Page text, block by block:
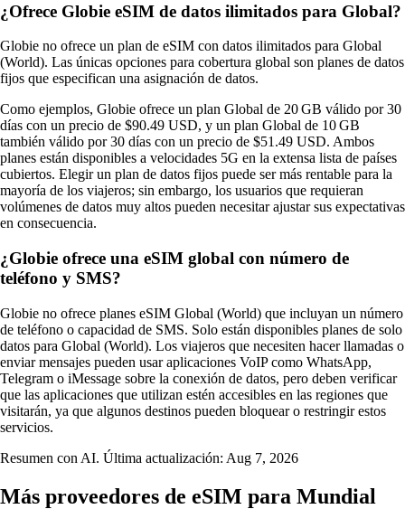
¿Ofrece Globie eSIM de datos ilimitados para Global?
Globie no ofrece un plan de eSIM con datos ilimitados para Global
(World). Las únicas opciones para cobertura global son planes de datos
fijos que especifican una asignación de datos.
Como ejemplos, Globie ofrece un plan Global de 20 GB válido por 30
días con un precio de $90.49 USD, y un plan Global de 10 GB
también válido por 30 días con un precio de $51.49 USD. Ambos
planes están disponibles a velocidades 5G en la extensa lista de países
cubiertos. Elegir un plan de datos fijos puede ser más rentable para la
mayoría de los viajeros; sin embargo, los usuarios que requieran
volúmenes de datos muy altos pueden necesitar ajustar sus expectativas
en consecuencia.
¿Globie ofrece una eSIM global con número de
teléfono y SMS?
Globie no ofrece planes eSIM Global (World) que incluyan un número
de teléfono o capacidad de SMS. Solo están disponibles planes de solo
datos para Global (World). Los viajeros que necesiten hacer llamadas o
enviar mensajes pueden usar aplicaciones VoIP como WhatsApp,
Telegram o iMessage sobre la conexión de datos, pero deben verificar
que las aplicaciones que utilizan estén accesibles en las regiones que
visitarán, ya que algunos destinos pueden bloquear o restringir estos
servicios.
Resumen con AI. Última actualización: Aug 7, 2026
Más proveedores de eSIM para Mundial